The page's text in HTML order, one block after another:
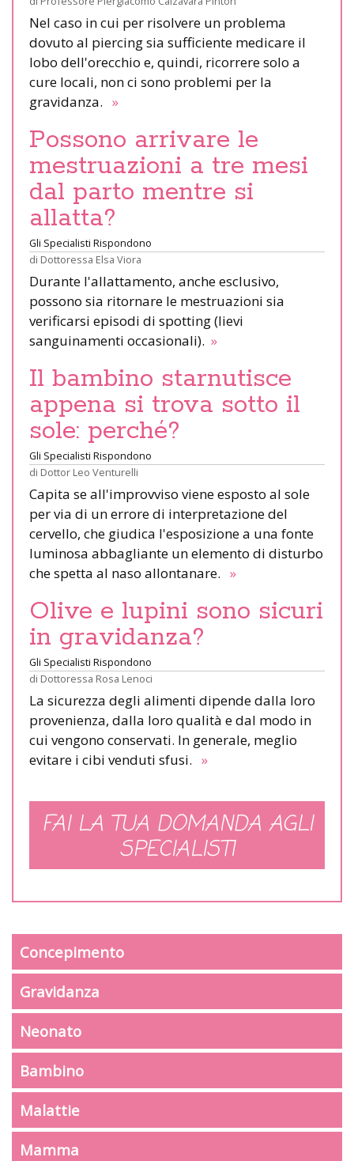
Nel caso in cui per risolvere un problema
dovuto al piercing sia sufficiente medicare il
lobo dell'orecchio e, quindi, ricorrere solo a
cure locali, non ci sono problemi per la
gravidanza. »
Possono arrivare le
mestruazioni a tre mesi
dal parto mentre si
allatta?
Gli Specialisti Rispondono
di Dottoressa Elsa Viora
Durante l'allattamento, anche esclusivo,
possono sia ritornare le mestruazioni sia
verificarsi episodi di spotting (lievi
sanguinamenti occasionali). »
Il bambino starnutisce
appena si trova sotto il
sole: perché?
Gli Specialisti Rispondono
di Dottor Leo Venturelli
Capita se all'improvviso viene esposto al sole
per via di un errore di interpretazione del
cervello, che giudica l'esposizione a una fonte
luminosa abbagliante un elemento di disturbo
che spetta al naso allontanare. »
Olive e lupini sono sicuri
in gravidanza?
Gli Specialisti Rispondono
di Dottoressa Rosa Lenoci
La sicurezza degli alimenti dipende dalla loro
provenienza, dalla loro qualità e dal modo in
cui vengono conservati. In generale, meglio
evitare i cibi venduti sfusi. »
FAI LA TUA DOMANDA AGLI
SPECIALISTI
Concepimento
Gravidanza
Neonato
Bambino
Malattie
Mamma